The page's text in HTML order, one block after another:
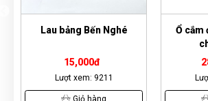
Ổ cắm điện Lioa 6 lỗ -
Lượt xem: 4077